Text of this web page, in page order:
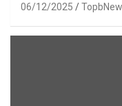
06/12/2025